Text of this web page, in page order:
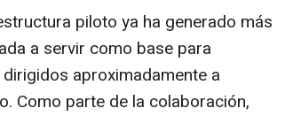
piloto ya ha generado más
a servir como base para
aproximadamente a
Como parte de la colaboración,